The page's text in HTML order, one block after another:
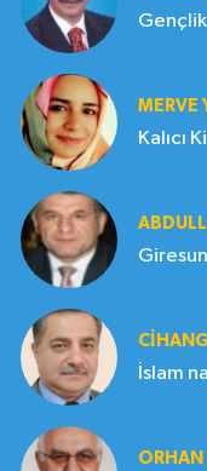
MERVE
Kalıcı
İslam
ORHAN